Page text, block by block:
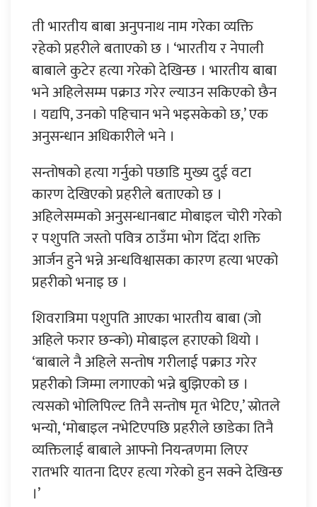
ती भारतीय बाबा अनुपनाथ नाम गरेका व्यक्ति
रहेको प्रहरीले बताएको छ । ‘भारतीय र नेपाली
बाबाले कुटेर हत्या गरेको देखिन्छ । भारतीय बाबा
भने अहिलेसम्म पक्राउ गरेर ल्याउन सकिएको छैन
। यद्यपि, उनको पहिचान भने भइसकेको छ,’ एक
अनुसन्धान अधिकारीले भने ।
सन्तोषको हत्या गर्नुको पछाडि मुख्य दुई वटा
कारण देखिएको प्रहरीले बताएको छ ।
अहिलेसम्मको अनुसन्धानबाट मोबाइल चोरी गरेको
र पशुपति जस्तो पवित्र ठाउँमा भोग दिँदा शक्ति
आर्जन हुने भन्ने अन्धविश्वासका कारण हत्या भएको
प्रहरीको भनाइ छ ।
शिवरात्रिमा पशुपति आएका भारतीय बाबा (जो
अहिले फरार छन्को) मोबाइल हराएको थियो ।
‘बाबाले नै अहिले सन्तोष गरीलाई पक्राउ गरेर
प्रहरीको जिम्मा लगाएको भन्ने बुझिएको छ ।
त्यसको भोलिपिल्ट तिनै सन्तोष मृत भेटिए,’ स्रोतले
भन्यो, ‘मोबाइल नभेटिएपछि प्रहरीले छाडेका तिनै
व्यक्तिलाई बाबाले आफ्नो नियन्त्रणमा लिएर
रातभरि यातना दिएर हत्या गरेको हुन सक्ने देखिन्छ
।’